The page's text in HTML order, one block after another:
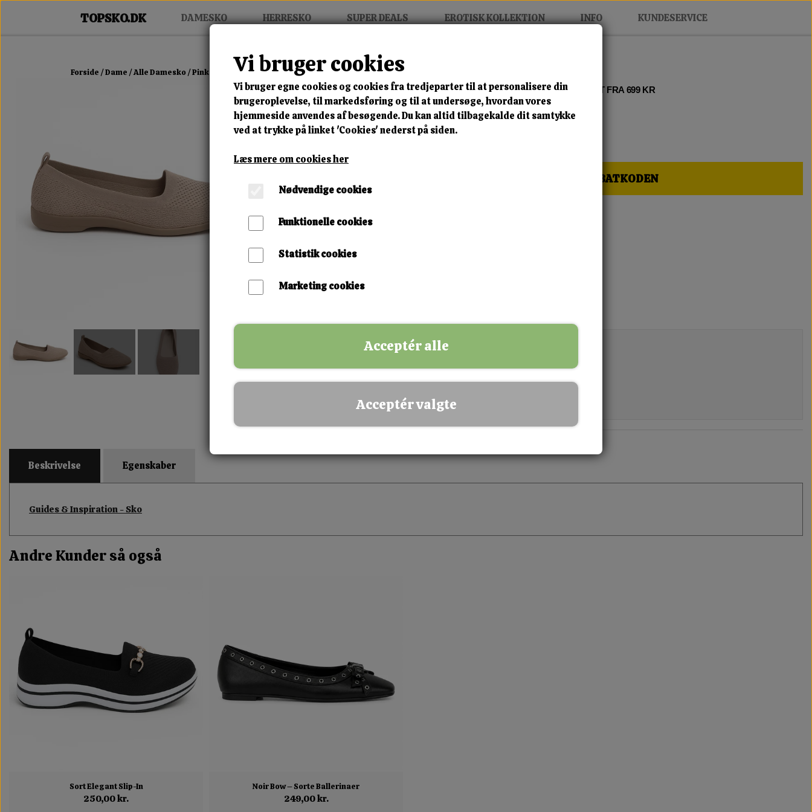
DAMESKO HERRESKO SUPER DEALS EROTISK KOLLEKTION INFO KUNDESERVICE
Forside Dame Alle Damesko Pink Elegant Slip-In
MIX FRIT • KØB 3 BETAL FOR 2 • FRI FRAGT FRA 699 KR
Pink Elegant Slip-In
🎁 SPAR 10 % – KLIK HER OG FÅ RABATKODEN
250,00 kr.
36 37
✅ Fysisk butik i Esbjerg
✅ Sikker betaling
Beskrivelse Egenskaber
Guides & Inspiration - Sko
Andre Kunder så også
Sort Elegant Slip-In
250,00 kr.
Noir Bow – Sorte Ballerinaer
249,00 kr.
Vi bruger cookies
Vi bruger egne cookies og cookies fra tredjeparter til at personalisere din
brugeroplevelse, til markedsføring og til at undersøge, hvordan vores
hjemmeside anvendes af besøgende. Du kan altid tilbagekalde dit samtykke
ved at trykke på linket 'Cookies' nederst på siden.
Læs mere om cookies her
Nødvendige cookies
Funktionelle cookies
Statistik cookies
Marketing cookies
Acceptér alle
Acceptér valgte